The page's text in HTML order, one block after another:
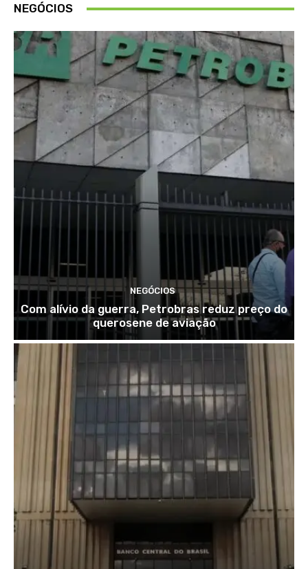
NEGÓCIOS
NEGÓCIOS
Com alívio da guerra, Petrobras reduz preço do
querosene de aviação